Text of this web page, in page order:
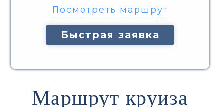
Посмотреть маршрут
Быстрая заявка
Маршрут круиза